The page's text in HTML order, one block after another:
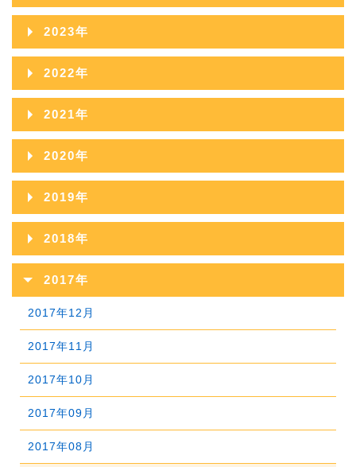
2026年06月
2026年05月
2026年04月
2026年03月
2026年02月
2026年01月
2025年11月
2025年10月
2025年09月
2025年08月
2025年07月
2025年06月
2025年05月
2025年03月
2025年02月
2025年01月
2024年12月
2024年11月
2024年10月
2024年09月
2024年08月
2024年07月
2024年06月
2024年05月
2023年
2023年12月
2023年11月
2023年10月
2023年09月
2023年08月
2023年07月
2023年06月
2023年05月
2023年04月
2023年03月
2023年02月
2023年01月
2022年
2022年12月
2022年11月
2022年10月
2022年09月
2022年08月
2022年07月
2022年06月
2022年05月
2022年04月
2022年03月
2022年02月
2021年
2021年12月
2021年11月
2021年10月
2021年09月
2021年08月
2021年07月
2021年06月
2021年05月
2021年04月
2021年03月
2020年
2020年12月
2020年11月
2020年10月
2020年09月
2020年08月
2020年07月
2020年06月
2020年05月
2020年04月
2019年
2019年12月
2019年11月
2019年10月
2019年09月
2019年08月
2019年07月
2019年06月
2019年05月
2018年
2018年12月
2017年
2017年12月
2017年11月
2017年10月
2017年09月
2017年08月